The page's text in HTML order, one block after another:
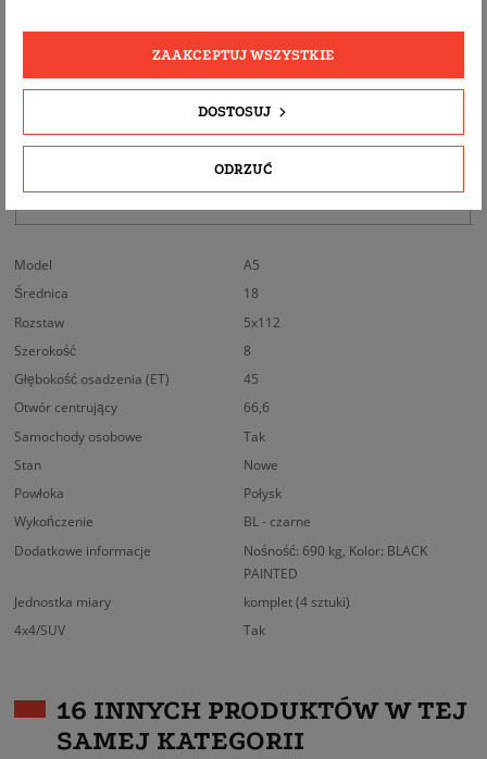
SZCZEGÓŁY PRODUKTU
DOPASOWANIE
Model
A5
Średnica
18
Rozstaw
5x112
Szerokość
8
Głębokość osadzenia (ET)
45
Otwór centrujący
66,6
Samochody osobowe
Tak
Stan
Nowe
Powłoka
Połysk
Wykończenie
BL - czarne
Dodatkowe informacje
Nośność: 690 kg, Kolor: BLACK
PAINTED
Jednostka miary
komplet (4 sztuki)
4x4/SUV
Tak
16 INNYCH PRODUKTÓW W TEJ
SAMEJ KATEGORII
ODRZUĆ
DOSTOSUJ
ZAAKCEPTUJ WSZYSTKIE